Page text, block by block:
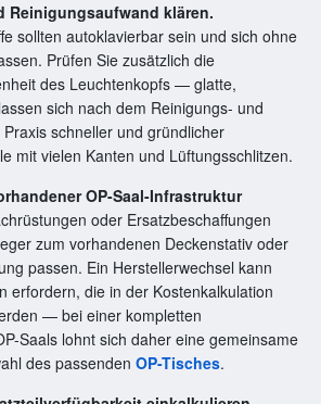
Reinigungsaufwand klären.
sollten autoklavierbar sein und sich ohne
Prüfen Sie zusätzlich die
des Leuchtenkopfs — glatte,
sich nach dem Reinigungs- und
schneller und gründlicher
mit vielen Kanten und Lüftungsschlitzen.
OP-Saal-Infrastruktur
oder Ersatzbeschaffungen
zum vorhandenen Deckenstativ oder
passen. Ein Herstellerwechsel kann
erfordern, die in der Kostenkalkulation
— bei einer kompletten
Saals lohnt sich daher eine gemeinsame
des passenden OP-Tisches.